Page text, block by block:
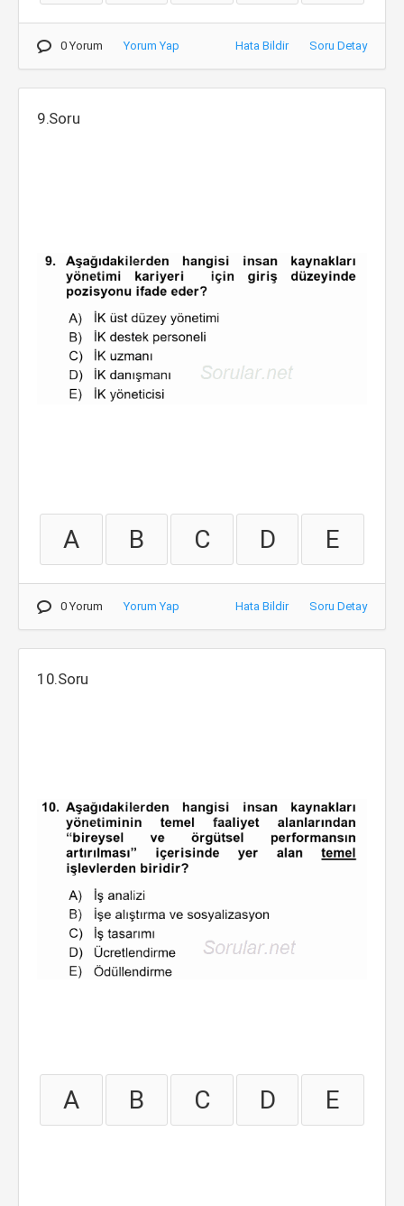
0 Yorum Yorum Yap Hata Bildir Soru Detay
9.Soru
A B C D E
0 Yorum Yorum Yap Hata Bildir Soru Detay
10.Soru
A B C D E